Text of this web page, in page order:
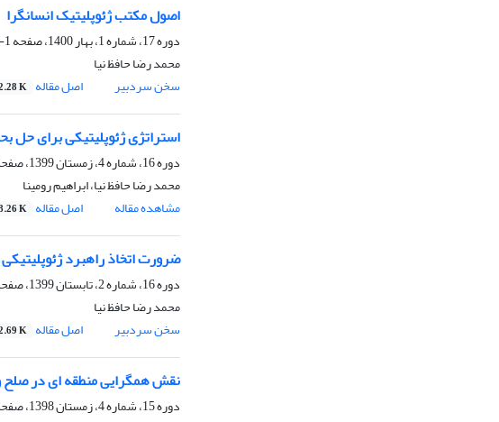
اصول مکتب ژئوپلیتیک انسانگرا
دوره 17، شماره 1، بهار 1400، صفحه
1-9
محمد رضا حافظ نیا
سخن سردبیر
اصل مقاله K
استراتژی ژئوپلیتیکی برای حل
دوره 16، شماره 4، زمستان 1399، صفحه
محمد رضا حافظ نیا، ابراهیم رومینا
مشاهده مقاله
اصل مقاله K
ضرورت اتخاذ راهبرد
دوره 16، شماره 2، تابستان 1399، صفحه
محمد رضا حافظ نیا
سخن سردبیر
اصل مقاله K
نقش همگرایی منطقه ای در صلح
دوره 15، شماره 4، زمستان 1398، صفحه